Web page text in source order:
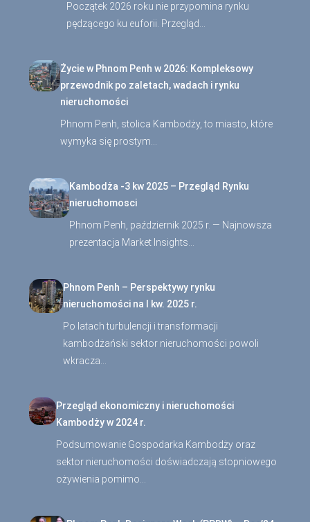
Początek 2026 roku nie przypomina rynku
pędzącego ku euforii. Przegląd…
Życie w Phnom Penh w 2026: Kompleksowy
przewodnik po zaletach, wadach i rynku
nieruchomości
Phnom Penh, stolica Kambodży, to miasto, które
wymyka się prostym…
Kambodża -3 kw 2025 – Przegląd Rynku
nieruchomosci
Phnom Penh, październik 2025 r. — Najnowsza
prezentacja Market Insights…
Phnom Penh – Perspektywy rynku
nieruchomości na I kw. 2025 r.
Po latach turbulencji i transformacji
kambodżański sektor nieruchomości powoli
wkracza…
Przegląd ekonomiczny i nieruchomości
Kambodży w 2024 r.
Podsumowanie Gospodarka Kambodży oraz
sektor nieruchomości doświadczają stopniowego
ożywienia pomimo…